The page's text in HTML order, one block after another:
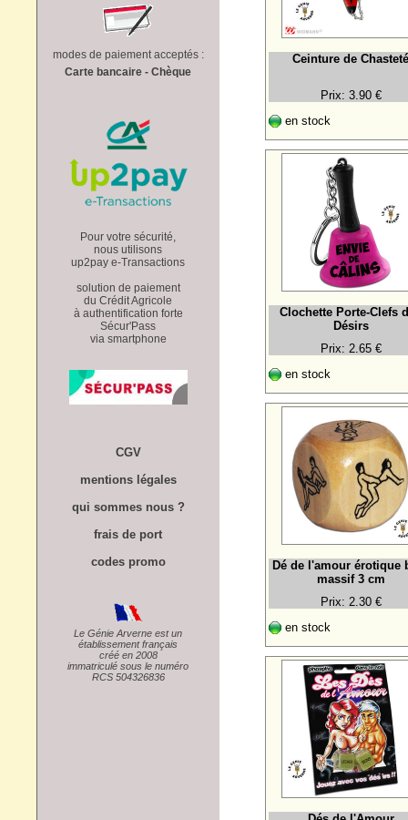
modes de paiement acceptés :
Carte bancaire - Chèque
Pour votre sécurité,
nous utilisons
up2pay e-Transactions
solution de paiement
du Crédit Agricole
à authentification forte
Sécur'Pass
via smartphone
CGV
mentions légales
qui sommes nous ?
frais de port
codes promo
Le Génie Arverne est un
établissement français
créé en 2008
immatriculé sous le numéro
RCS 504326836
Ceinture de Chasteté
Prix: 3.90 €
en stock
Clochette Porte-Clefs
Désirs
Prix: 2.65 €
en stock
Dé de l'amour érotique
massif 3 cm
Prix: 2.30 €
en stock